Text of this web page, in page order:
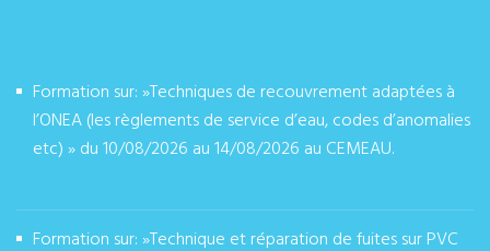
Formation sur: »Techniques de recouvrement adaptées à
l’ONEA (les règlements de service d’eau, codes d’anomalies
etc) » du 10/08/2026 au 14/08/2026 au CEMEAU.
Formation sur: »Technique et réparation de fuites sur PVC